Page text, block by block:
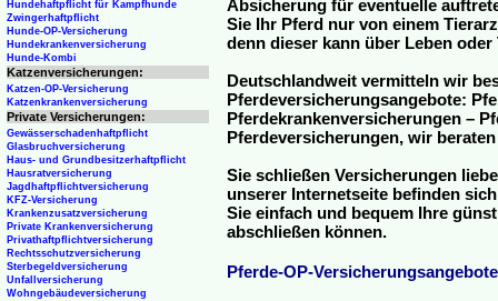
Absicherung für eventuelle
Sie Ihr Pferd nur von einem
denn dieser kann über Leben
Deutschlandweit vermitteln wir
Pferdeversicherungsangebote:
Pferdekrankenversicherungen –
Pferdeversicherungen, wir
Sie schließen Versicherungen
unserer Internetseite befinden
Sie einfach und bequem Ihre
abschließen können.
Pferde-OP-Versicherungsangebote
Hundehaftpflicht für Kampfhunde
Zwingerhaftpflicht
Hunde-OP-Versicherung
Hundekrankenversicherung
Hunde-Kombi
Katzenversicherungen:
Katzen-OP-Versicherung
Katzenkrankenversicherung
Private Versicherungen:
Gewässerschadenhaftpflicht
Glasbruchversicherung
Haus- und Grundbesitzerhaftpflicht
Hausratversicherung
Jagdhaftpflichtversicherung
KFZ-Versicherung
Krankenzusatzversicherung
Private Krankenversicherung
Privathaftpflichtversicherung
Rechtsschutzversicherung
Sterbegeldversicherung
Unfallversicherung
Wohngebäudeversicherung